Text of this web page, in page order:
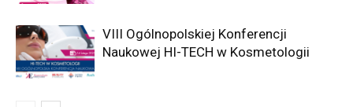
VIII Ogólnopolskiej Konferencji
Naukowej HI-TECH w Kosmetologii